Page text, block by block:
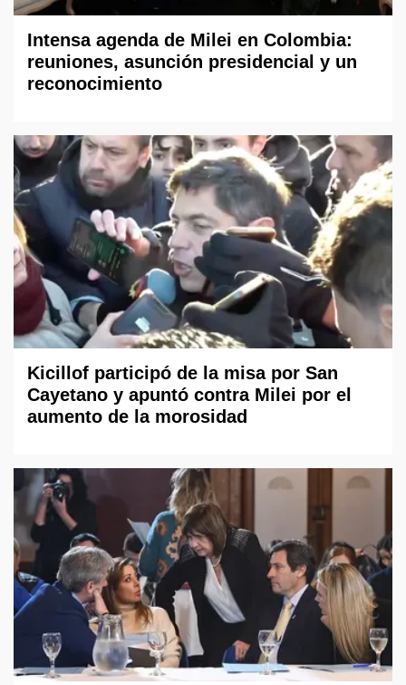
Intensa agenda de Milei en Colombia:
reuniones, asunción presidencial y un
reconocimiento
Kicillof participó de la misa por San
Cayetano y apuntó contra Milei por el
aumento de la morosidad